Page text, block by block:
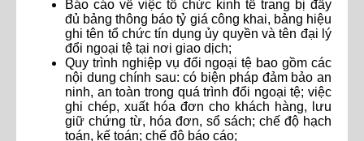
Báo cáo về việc tổ chức kinh tế trang bị đầy
đủ bảng thông báo tỷ giá công khai, bảng hiệu
ghi tên tổ chức tín dụng ủy quyền và tên đại lý
đổi ngoại tệ tại nơi giao dịch;
Quy trình nghiệp vụ đổi ngoại tệ bao gồm các
nội dung chính sau: có biện pháp đảm bảo an
ninh, an toàn trong quá trình đổi ngoại tệ; việc
ghi chép, xuất hóa đơn cho khách hàng, lưu
giữ chứng từ, hóa đơn, sổ sách; chế độ hạch
toán, kế toán; chế độ báo cáo;